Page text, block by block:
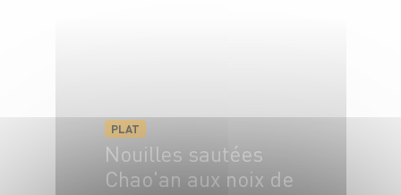
PLAT
Nouilles sautées
Chao'an aux noix de